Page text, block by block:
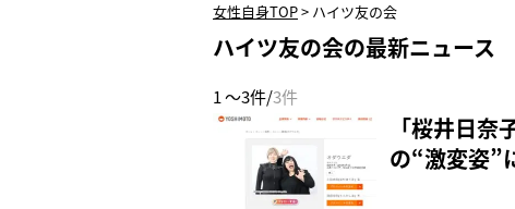
女性自身TOP> ハイツ友の会
ハイツ友の会の最新ニュース
1 ～3件/3件
「桜井日
の“激変姿”